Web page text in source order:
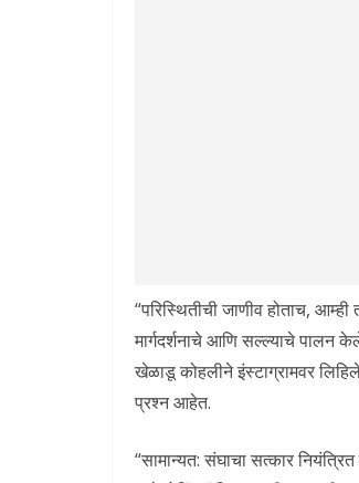
“परिस्थितीची जाणीव होताच,
मार्गदर्शनाचे आणि सल्ल्याचे
खेळाडू कोहलीने इंस्टाग्रामवर
प्रश्न आहेत.
“सामान्यत: संघाचा सत्कार